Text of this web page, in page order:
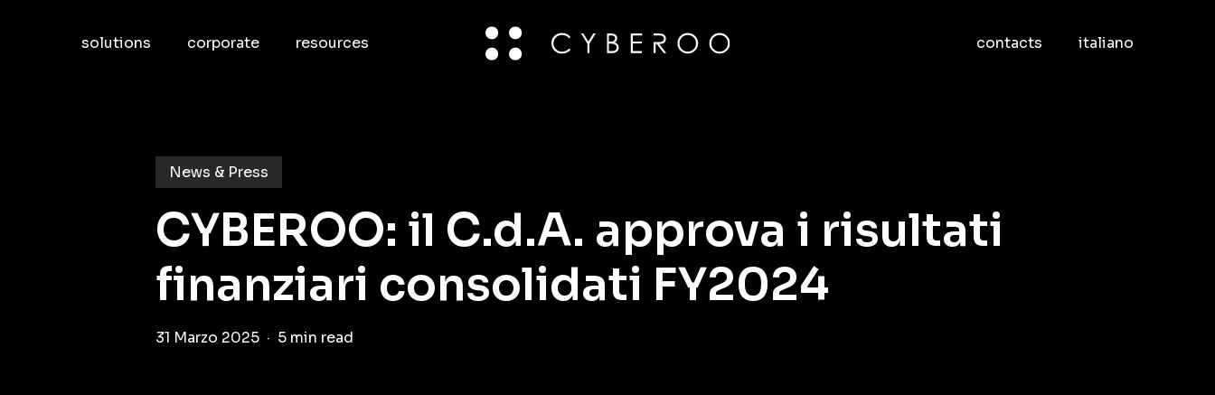
solutions corporate resources contacts italiano
News & Press
CYBEROO: il C.d.A. approva i risultati
finanziari consolidati FY2024
31 Marzo 2025 5 min read